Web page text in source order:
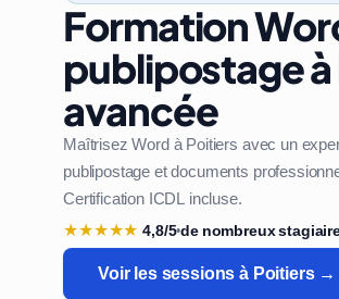
Formation
publipostage à
avancée
Maîtrisez Word à Poitiers avec un
publipostage et documents
Certification ICDL incluse.
★★★★★ 4,8/5•de nombreux
Voir les sessions à Poitiers →